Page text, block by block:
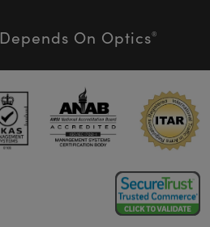
Depends On Optics®